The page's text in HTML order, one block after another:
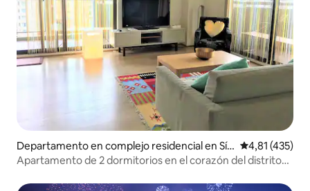
Departamento en complejo residencial en Síd
ney
Calificación
4,81 (435)
Apartamento de 2 dormitorios en el corazón del distrito